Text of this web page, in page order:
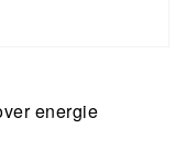
energie